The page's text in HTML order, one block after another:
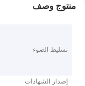
منتوج وصف
تسليط الضوء
إصدار الشهادات